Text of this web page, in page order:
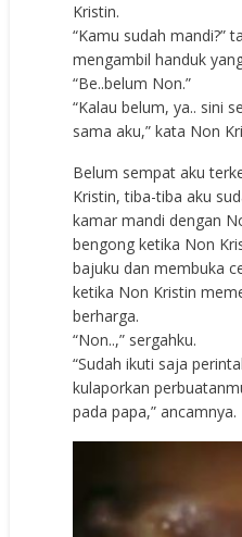
Kristin.
“Kamu sudah mandi?”
mengambil handuk
“Be..belum Non.”
“Kalau belum, ya.. sini
sama aku,” kata Non
Belum sempat aku
Kristin, tiba-tiba aku
kamar mandi dengan
bengong ketika Non
bajuku dan membuka
ketika Non Kristin
berharga.
“Non..,” sergahku.
“Sudah ikuti saja
kulaporkan
pada papa,” ancamnya.